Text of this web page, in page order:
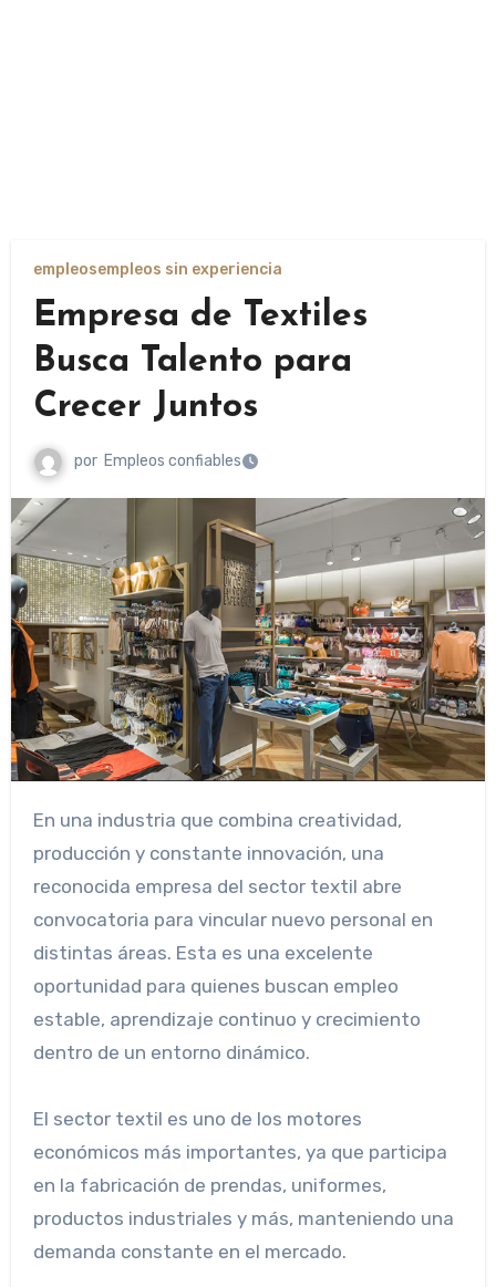
empleosempleos sin experiencia
Empresa de Textiles
Busca Talento para
Crecer Juntos
por Empleos confiables
En una industria que combina creatividad,
producción y constante innovación, una
reconocida empresa del sector textil abre
convocatoria para vincular nuevo personal en
distintas áreas. Esta es una excelente
oportunidad para quienes buscan empleo
estable, aprendizaje continuo y crecimiento
dentro de un entorno dinámico.
El sector textil es uno de los motores
económicos más importantes, ya que participa
en la fabricación de prendas, uniformes,
productos industriales y más, manteniendo una
demanda constante en el mercado.